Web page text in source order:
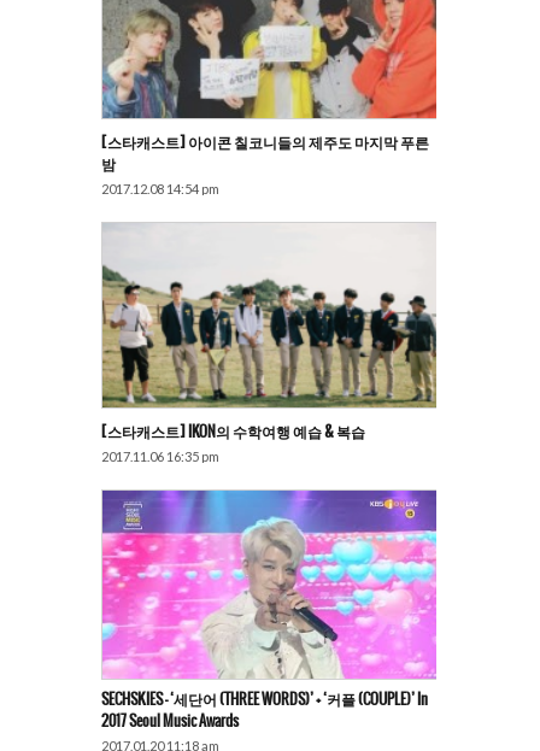
[스타캐스트] 아이콘 칠코니들의 제주도 마지막 푸른
밤
2017.12.08 14:54 pm
[스타캐스트] IKON의 수학여행 예습 & 복습
2017.11.06 16:35 pm
SECHSKIES – ‘세단어 (THREE WORDS)’ + ‘커플 (COUPLE)’ In
2017 Seoul Music Awards
2017.01.20 11:18 am